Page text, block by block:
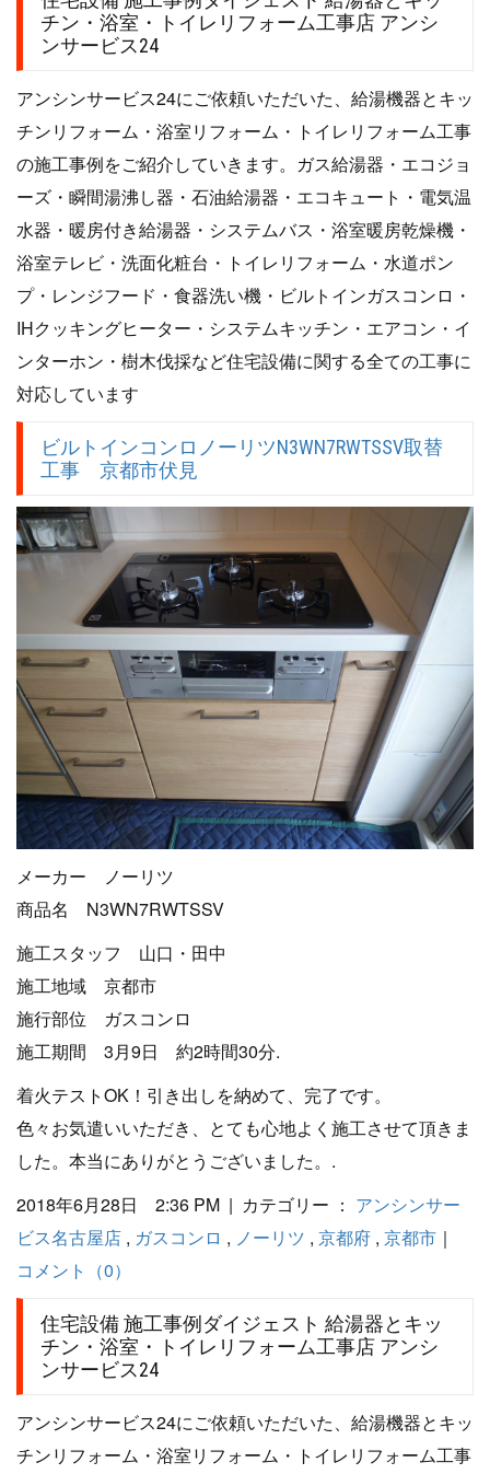
チン・浴室・トイレリフォーム工事店 アンシ
ンサービス24
アンシンサービス24にご依頼いただいた、給湯機器とキッ
チンリフォーム・浴室リフォーム・トイレリフォーム工事
の施工事例をご紹介していきます。ガス給湯器・エコジョ
ーズ・瞬間湯沸し器・石油給湯器・エコキュート・電気温
水器・暖房付き給湯器・システムバス・浴室暖房乾燥機・
浴室テレビ・洗面化粧台・トイレリフォーム・水道ポン
プ・レンジフード・食器洗い機・ビルトインガスコンロ・
IHクッキングヒーター・システムキッチン・エアコン・イ
ンターホン・樹木伐採など住宅設備に関する全ての工事に
対応しています
ビルトインコンロノーリツN3WN7RWTSSV取替
工事 京都市伏見
メーカー ノーリツ
商品名 N3WN7RWTSSV
施工スタッフ 山口・田中
施工地域 京都市
施行部位 ガスコンロ
施工期間 3月9日 約2時間30分.
着火テストOK！引き出しを納めて、完了です。
色々お気遣いいただき、とても心地よく施工させて頂きま
した。本当にありがとうございました。.
2018年6月28日 2:36 PM | カテゴリー ： アンシンサー
ビス名古屋店 , ガスコンロ , ノーリツ , 京都府 , 京都市 ｜
コメント（0）
住宅設備 施工事例ダイジェスト 給湯器とキッ
チン・浴室・トイレリフォーム工事店 アンシ
ンサービス24
アンシンサービス24にご依頼いただいた、給湯機器とキッ
チンリフォーム・浴室リフォーム・トイレリフォーム工事